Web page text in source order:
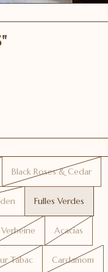
Black Roses & Cedar
Fulles Verdes
Verbeine Acacias
Tabac Cardamom